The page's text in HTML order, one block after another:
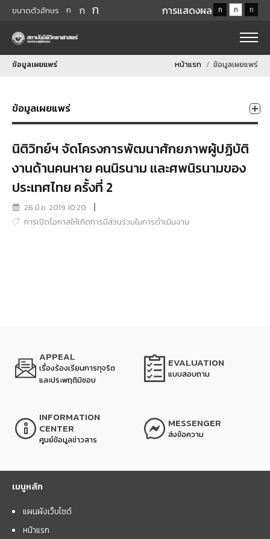
ขนาดตัวอักษร ก ก ก การแสดงผล ก ก ก
ข้อมูลเผยแพร่ หน้าแรก ข้อมูลเผยแพร่
ข้อมูลเผยแพร่
นิติวิทย์ฯ จัดโครงการพัฒนาศักยภาพผู้ปฏิบัติ
งานด้านคนหาย คนนิรนาม เเละศพนิรนามของ
ประเทศไทย ครั้งที่ 2
26 มิ.ย. 2019 10:20
การเปิดโอกาสให้เกิดการมีส่วนร่วมในการดำเนินงาน
APPEAL
เรื่องร้องเรียนการทุจริต
และประพฤติมิชอบ
EVALUATION
แบบสอบถาม
INFORMATION
CENTER
ศูนย์ข้อมูลข่าวสาร
MESSENGER
ส่งข้อความ
เมนูหลัก
แผนผังเว็บไซต์
หน้าแรก